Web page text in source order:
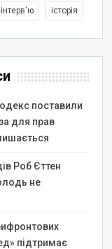
інтерв'ю історія
поставили
для прав
Роб Єттен
не
підтримає